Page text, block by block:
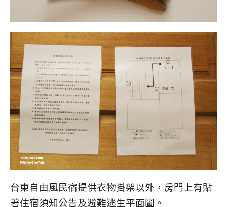
台東自由風民宿提供衣物掛架以外，房門上有貼
著住宿須知公告及避難逃生平面圖。